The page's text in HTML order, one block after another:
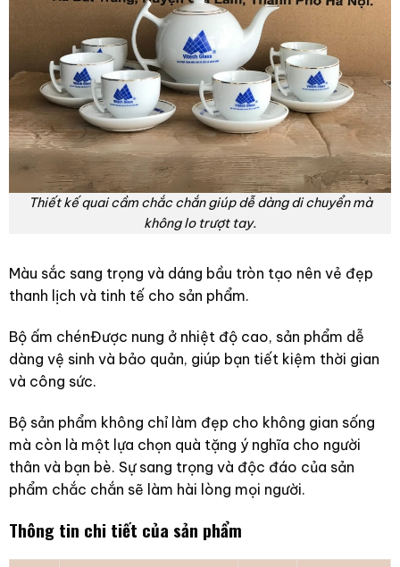
Thiết kế quai cầm chắc chắn giúp dễ dàng di chuyển mà
không lo trượt tay.
Màu sắc sang trọng và dáng bầu tròn tạo nên vẻ đẹp
thanh lịch và tinh tế cho sản phẩm.
Bộ ấm chénĐược nung ở nhiệt độ cao, sản phẩm dễ
dàng vệ sinh và bảo quản, giúp bạn tiết kiệm thời gian
và công sức.
Bộ sản phẩm không chỉ làm đẹp cho không gian sống
mà còn là một lựa chọn quà tặng ý nghĩa cho người
thân và bạn bè. Sự sang trọng và độc đáo của sản
phẩm chắc chắn sẽ làm hài lòng mọi người.
Thông tin chi tiết của sản phẩm